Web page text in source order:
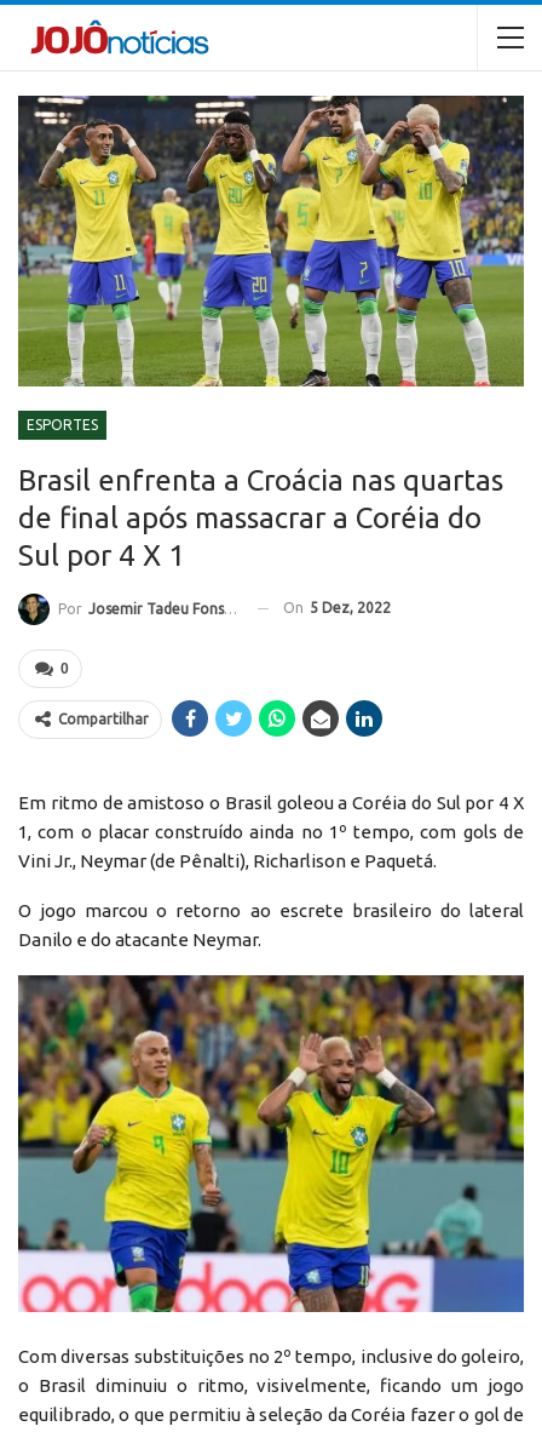
ESPORTES
Brasil enfrenta a Croácia nas quartas
de final após massacrar a Coréia do
Sul por 4 X 1
Por Josemir Tadeu Fonseca On 5 Dez, 2022
0
Compartilhar
Em ritmo de amistoso o Brasil goleou a Coréia do Sul por 4 X
1, com o placar construído ainda no 1º tempo, com gols de
Vini Jr., Neymar (de Pênalti), Richarlison e Paquetá.
O jogo marcou o retorno ao escrete brasileiro do lateral
Danilo e do atacante Neymar.
Com diversas substituições no 2º tempo, inclusive do goleiro,
o Brasil diminuiu o ritmo, visivelmente, ficando um jogo
equilibrado, o que permitiu à seleção da Coréia fazer o gol de